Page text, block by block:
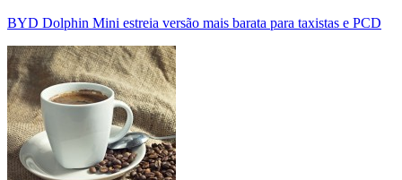
BYD Dolphin Mini estreia versão mais barata para taxistas e PCD